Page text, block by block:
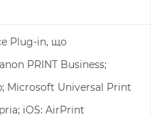
Plug-in, що
PRINT Business;
Microsoft Universal Print
iOS: AirPrint